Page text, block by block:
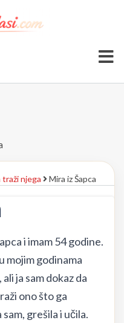
traži njega Mira iz Šapca
i imam 54 godine.
mojim godinama
ja sam dokaz da
ono što ga
grešila i učila.